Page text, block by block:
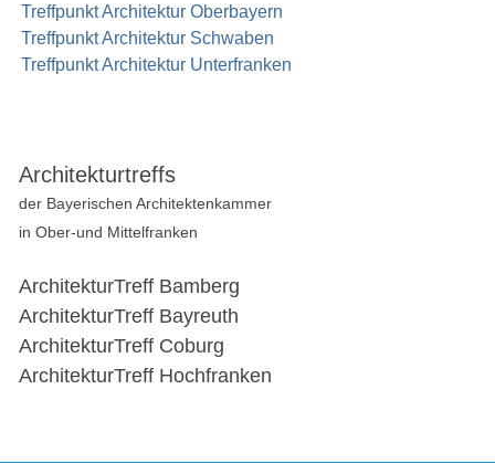
Treffpunkt Architektur Oberbayern
Treffpunkt Architektur Schwaben
Treffpunkt Architektur Unterfranken
Architekturtreffs
der Bayerischen Architektenkammer
in Ober-und Mittelfranken
ArchitekturTreff Bamberg
ArchitekturTreff Bayreuth
ArchitekturTreff Coburg
ArchitekturTreff Hochfranken